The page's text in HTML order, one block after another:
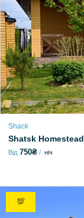
Shack
Shatsk Homestead
Від 750₴ ніч
💯